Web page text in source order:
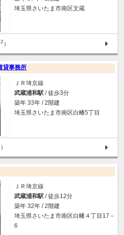
埼玉県さいたま市南区文蔵
2 ）
貸事務所
ＪＲ埼京線
武蔵浦和駅 / 徒歩3分
築年 33年 / 2階建
埼玉県さいたま市南区白幡5丁目
ＪＲ埼京線
武蔵浦和駅 / 徒歩12分
築年 32年 / 2階建
埼玉県さいたま市南区白幡４丁目17－
6